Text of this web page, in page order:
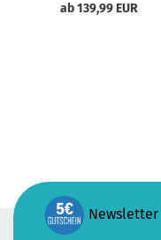
ab 139,99 EUR
Newsletter